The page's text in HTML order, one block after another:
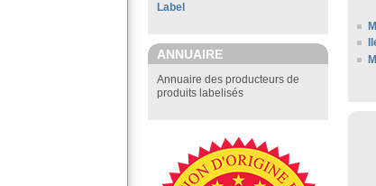
Label
ANNUAIRE
Annuaire des producteurs de
produits labelisés